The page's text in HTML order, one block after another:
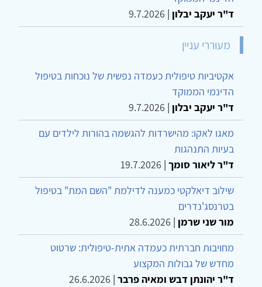
יעקב יבלון|
9.7.2026
מעוררי עניין
טיפולית כעמדה נפשית של נוכחות בטיפול
הממוקד
יעקב יבלון|
9.7.2026
לאקו: מהישרדות להגשמה בהורות לילדים עם
התנהגות
ליאור סומך|
19.7.2026
דיאלקטי כמענה לדילמת "השם המת" בטיפול
שני שרמן|
28.6.2026
חברתית כעמדה אתית-טיפולית: שרטוט
של גבולות המקצוע
יהונתן דבש ומאיה פרבר|
26.6.2026